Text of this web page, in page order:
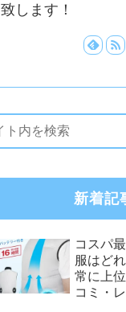
致します！
新着記
コスパ
服はど
常に上
コミ・